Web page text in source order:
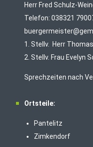
Herr Fred Schulz-
Telefon: 038321
1. Stellv. Herr
2. Stellv. Frau Evelyn
Sprechzeiten nach
Ortsteile:
Pantelitz
Zimkendorf